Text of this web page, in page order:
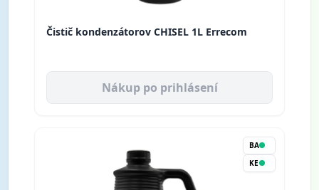
Čistič kondenzátorov CHISEL 1L Errecom
Nákup po prihlásení
BA
KE